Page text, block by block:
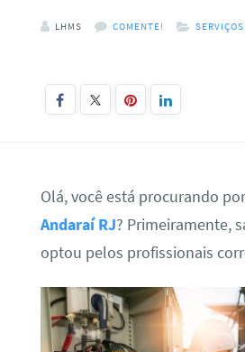
LHMS COMENTE!
Olá, você está procurando
Andaraí RJ? Primeiramente,
optou pelos profissionais